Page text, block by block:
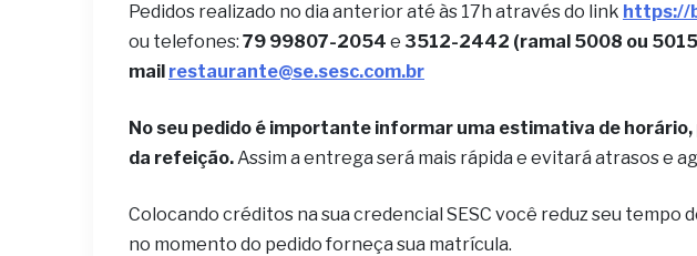
Pedidos realizado no dia anterior até às 17h através do link https://
ou telefones: 79 99807-2054 e 3512-2442 (ramal 5008 ou
mail restaurante@se.sesc.com.br
No seu pedido é importante informar uma estimativa de
da refeição.Assim a entrega será mais rápida e evitará atrasos e
Colocando créditos na sua credencial SESC você reduz seu tempo
no momento do pedido forneça sua matrícula.